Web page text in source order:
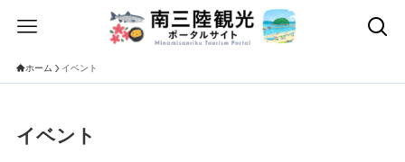
ホーム イベント
イベント